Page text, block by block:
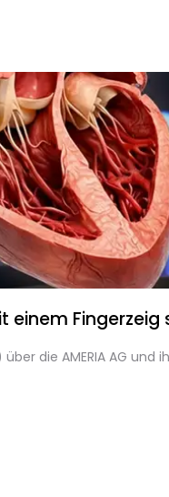
Fingerzeig
die AMERIA AG